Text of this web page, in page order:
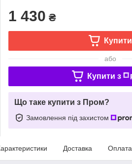
1 430 ₴
Купити
або
Купити з
Що таке купити з Пром?
Замовлення під захистом
Доставка Оплата